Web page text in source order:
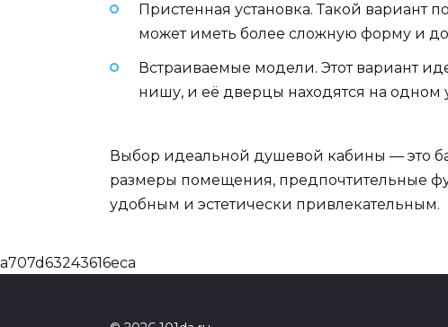
Пристенная установка. Такой вариант
может иметь более сложную форму и
Встраиваемые модели. Этот вариант
нишу, и её дверцы находятся на одном
Выбор идеальной душевой кабины — это
размеры помещения, предпочтительные
удобным и эстетически привлекательным.
a707d63243616eca